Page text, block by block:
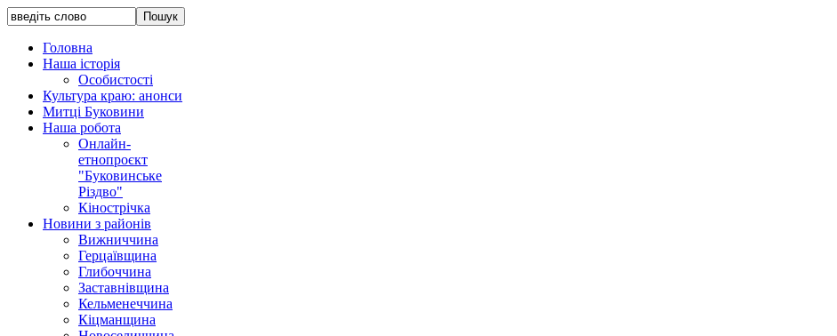
Головна
Наша історія
Особистості
Культура краю: анонси
Митці Буковини
Наша робота
Онлайн-
етнопроєкт
"Буковинське
Різдво"
Кінострічка
Новини з районів
Вижниччина
Герцаївщина
Глибоччина
Заставнівщина
Кельменеччина
Кіцманщина